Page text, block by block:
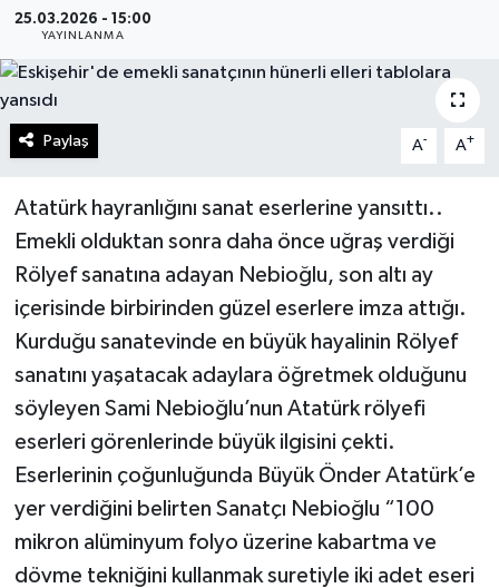
25.03.2026 - 15:00
YAYINLANMA
Paylaş A- A+
Atatürk hayranlığını sanat eserlerine yansıttı..
Emekli olduktan sonra daha önce uğraş verdiği
Rölyef sanatına adayan Nebioğlu, son altı ay
içerisinde birbirinden güzel eserlere imza attığı.
Kurduğu sanatevinde en büyük hayalinin Rölyef
sanatını yaşatacak adaylara öğretmek olduğunu
söyleyen Sami Nebioğlu’nun Atatürk rölyefi
eserleri görenlerinde büyük ilgisini çekti.
Eserlerinin çoğunluğunda Büyük Önder Atatürk’e
yer verdiğini belirten Sanatçı Nebioğlu “100
mikron alüminyum folyo üzerine kabartma ve
dövme tekniğini kullanmak suretiyle iki adet eseri
Magazin
Politika
Sağlık
Spor
Teknoloji
Yaşam
Yurttan